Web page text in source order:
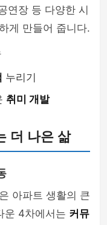
연장 등 다양한 시
게 만들어 줍니다.
누리기
취미 개발
더 나은 삶
아파트 생활의 큰
운 4차에서는 커뮤